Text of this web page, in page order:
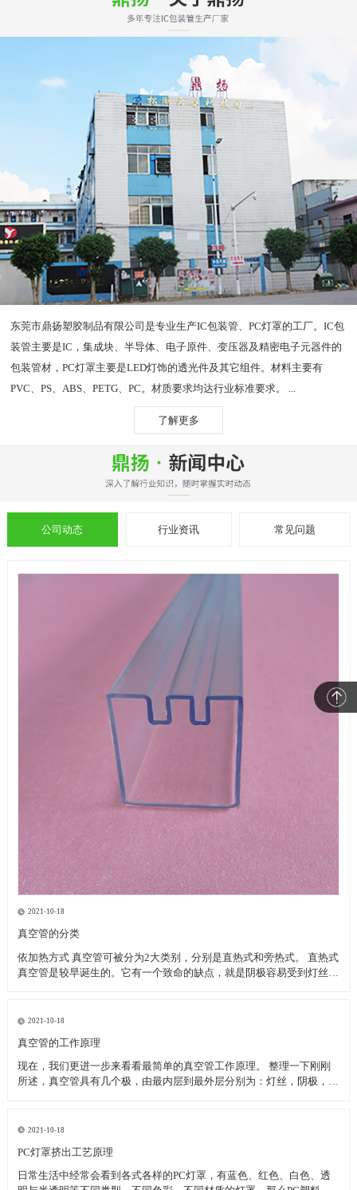
东莞市鼎扬塑胶制品有限公司是专业生产IC包装管、PC灯罩的工厂。IC包
装管主要是IC，集成块、半导体、电子原件、变压器及精密电子元器件的
包装管材，PC灯罩主要是LED灯饰的透光件及其它组件。材料主要有
PVC、PS、ABS、PETG、PC。材质要求均达行业标准要求。 ...
了解更多
公司动态 行业资讯 常见问题
2021-10-18
真空管的分类
依加热方式 真空管可被分为2大类别，分别是直热式和旁热式。 直热式
真空管是较早诞生的。它有一个致命的缺点，就是阴极容易受到灯丝的
的体积与储热量远远大于传统的灯
2021-10-18
真空管的工作原理
现在，我们更进一步来看看最简单的真空管工作原理。 整理一下刚刚
所述，真空管具有几个极，由最内层到最外层分别为：灯丝，阴极，栅
式传导至阴极金属板上，等到阴极金属板温度达
2021-10-18
PC灯罩挤出工艺原理
日常生活中经常会看到各式各样的PC灯罩，有蓝色、红色、白色、透